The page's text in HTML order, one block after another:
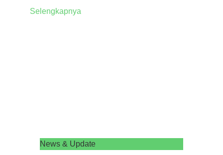
Selengkapnya
News & Update